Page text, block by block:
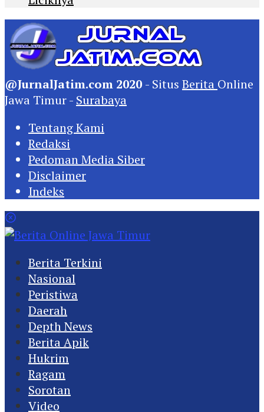
@JurnalJatim.com 2020 - Situs Berita Online
Jawa Timur - Surabaya
Tentang Kami
Redaksi
Pedoman Media Siber
Disclaimer
Indeks
Berita Terkini
Nasional
Peristiwa
Daerah
Depth News
Berita Apik
Hukrim
Ragam
Sorotan
Video